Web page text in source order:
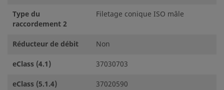
Type du
raccordement 2
Filetage conique ISO mâle
Réducteur de débit
Non
eClass (4.1)
37030703
eClass (5.1.4)
37020590